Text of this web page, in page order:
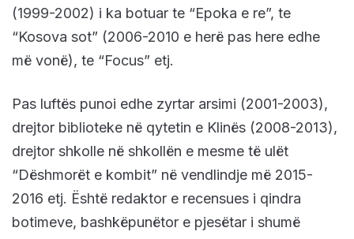
(1999-2002) i ka botuar te “Epoka e re”, te
“Kosova sot” (2006-2010 e herë pas here edhe
më vonë), te “Focus” etj.
Pas luftës punoi edhe zyrtar arsimi (2001-2003),
drejtor biblioteke në qytetin e Klinës (2008-2013),
drejtor shkolle në shkollën e mesme të ulët
“Dëshmorët e kombit” në vendlindje më 2015-
2016 etj. Është redaktor e recensues i qindra
botimeve, bashkëpunëtor e pjesëtar i shumë